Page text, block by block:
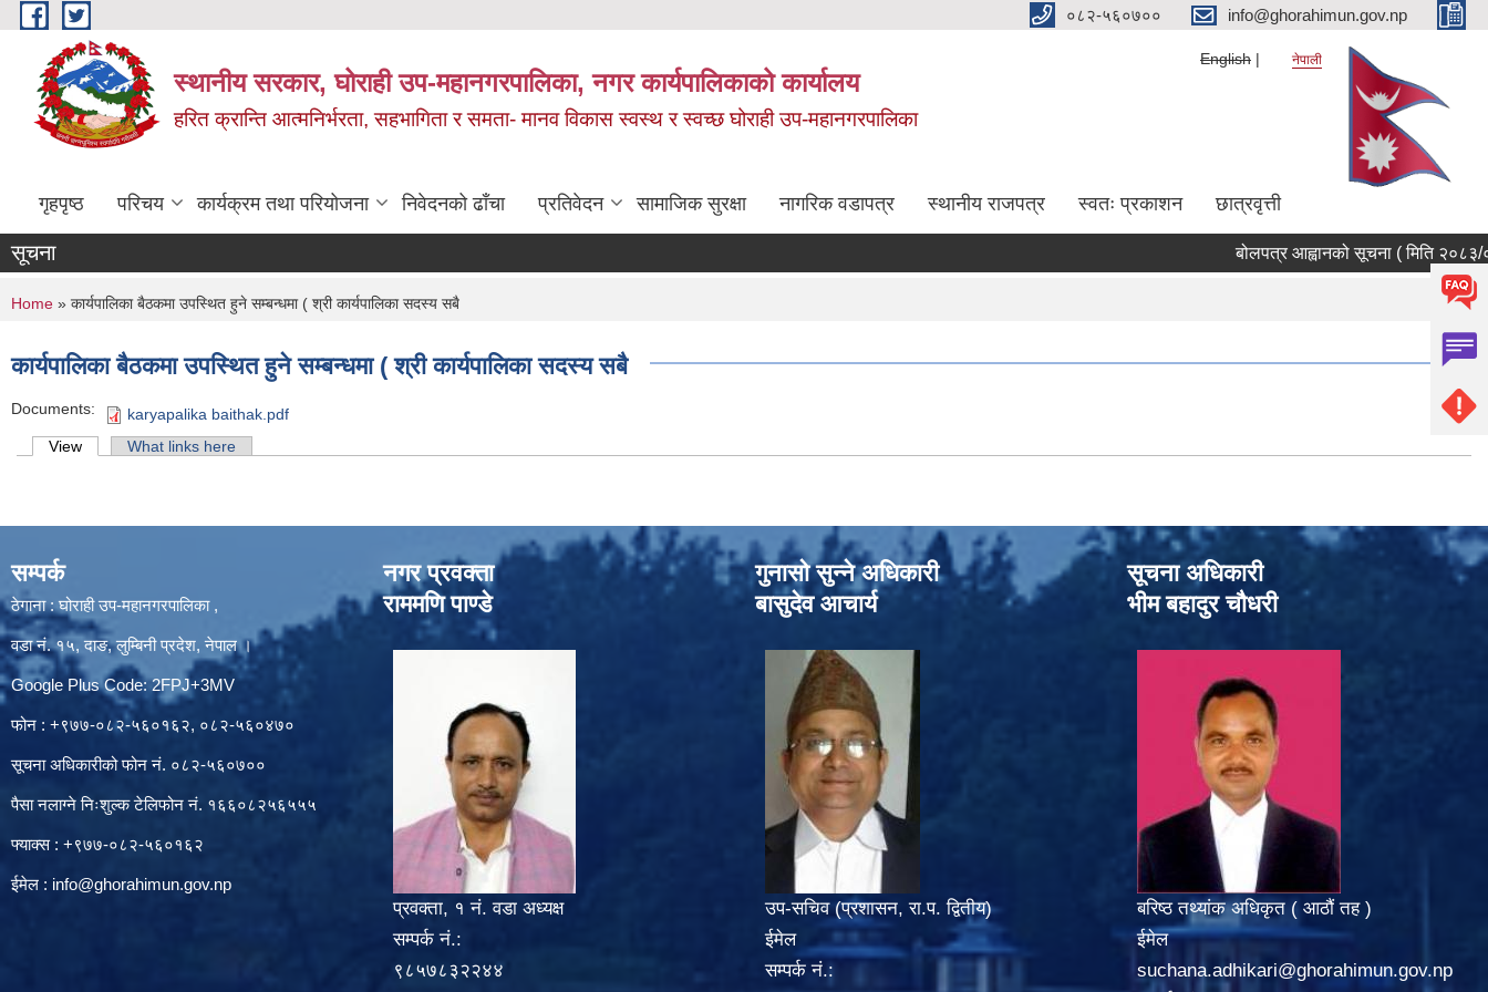
Skip to main content ०८२-५६०७०० info@ghorahimun.gov.np
स्थानीय सरकार, घोराही उप-महानगरपालिका, नगर कार्यपालिकाको कार्यालय
हरित क्रान्ति आत्मनिर्भरता, सहभागिता र समता- मानव विकास स्वस्थ र स्वच्छ घोराही उप-महानगरपालिका
English नेपाली
गृहपृष्ठ परिचय कार्यक्रम तथा परियोजना निवेदनको ढाँचा प्रतिवेदन सामाजिक सुरक्षा नागरिक वडापत्र स्थानीय राजपत्र स्वतः प्रकाशन छात्रवृत्ती
सूचना बोलपत्र आह्वानको सूचना ( मिति २०८३/
You are here
Home » कार्यपालिका बैठकमा उपस्थित हुने सम्बन्धमा ( श्री कार्यपालिका सदस्य सबै
कार्यपालिका बैठकमा उपस्थित हुने सम्बन्धमा ( श्री कार्यपालिका सदस्य सबै
Documents: karyapalika baithak.pdf
Primary tabs
View (active tab)What links here
सम्पर्क
ठेगाना : घोराही उप-महानगरपालिका ,
वडा नं. १५, दाङ, लुम्बिनी प्रदेश, नेपाल ।
Google Plus Code: 2FPJ+3MV
फोन : +९७७-०८२-५६०१६२, ०८२-५६०४७०
सूचना अधिकारीको फोन नं. ०८२-५६०७००
पैसा नलाग्ने निःशुल्क टेलिफोन नं. १६६०८२५६५५५
फ्याक्स : +९७७-०८२-५६०१६२
ईमेल : info@ghorahimun.gov.np
नगर प्रवक्ता
राममणि पाण्डे
प्रवक्ता, १ नं. वडा अध्यक्ष
सम्पर्क नं.:
९८५७८३२२४४
गुनासो सुन्‍ने अधिकारी
बासुदेव आचार्य
उप-सचिव (प्रशासन, रा.प. द्वितीय)
ईमेल
सम्पर्क नं.:
सूचना अधिकारी
भीम बहादुर चौधरी
बरिष्ठ तथ्यांक अधिकृत ( आठौं तह )
ईमेल
suchana.adhikari@ghorahimun.gov.np